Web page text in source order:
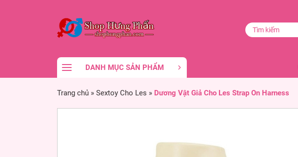
DANH MỤC SẢN PHẨM
Trang chủ » Sextoy Cho Les » Dương Vật Giả Cho Les Strap On Harness